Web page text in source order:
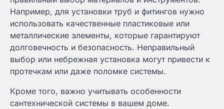
Например, для установки труб и фитингов нужно
использовать качественные пластиковые или
металлические элементы, которые гарантируют
долговечность и безопасность. Неправильный
выбор или небрежная установка могут привести к
протечкам или даже поломке системы.
Кроме того, важно учитывать особенности
сантехнической системы в вашем доме.